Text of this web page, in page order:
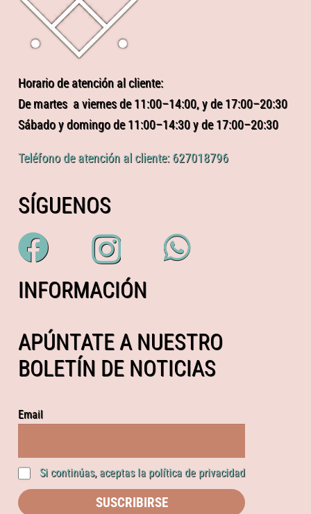
Horario de atención al cliente:
De martes a viernes de 11:00–14:00, y de 17:00–20:30
Sábado y domingo de 11:00–14:30 y de 17:00–20:30
Teléfono de atención al cliente: 627018796
SÍGUENOS
INFORMACIÓN
APÚNTATE A NUESTRO
BOLETÍN DE NOTICIAS
Email
Si continúas, aceptas la política de privacidad